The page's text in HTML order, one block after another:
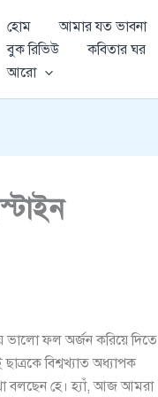
হোম আমার যত ভাবনা
বুক রিভিউ
কবিতার ঘর
আরো
ভালো ফল অর্জন করিয়ে দিতে
বিশ্বখ্যাত অধ্যাপক
বলছেন হে। হ্যাঁ, আজ আমরা